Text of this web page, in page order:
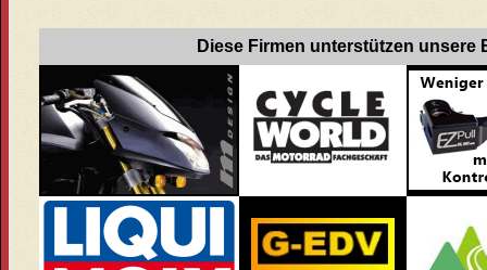
Diese Firmen unterstützen unsere